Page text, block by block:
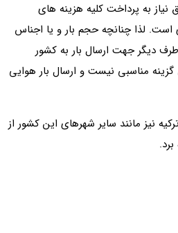
نیاز به پرداخت کلیه هزینه های
است. لذا چنانچه حجم بار و یا اجناس
دیگر جهت ارسال بار به کشور
مناسبی نیست و ارسال بار هوایی
نیز مانند سایر شهرهای این کشور از